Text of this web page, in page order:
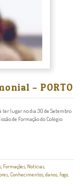
– PORTO
ter lugar no dia 30 de Setembro
de Formação do Colégio
, Formações, Notícias,
, Conhecimentos,danos, fogo,